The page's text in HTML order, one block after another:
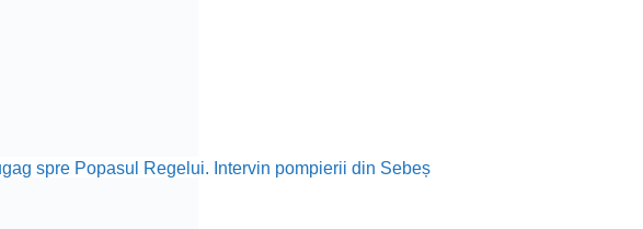
spre Popasul Regelui. Intervin pompierii din Sebeș